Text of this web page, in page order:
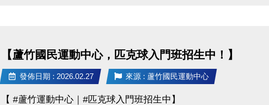
◆4/2-4/30（四）有氧班 $1,600
◆上課地點｜蘆竹運動中心
◆名額有限｜額滿為止
【蘆竹國民運動中心，匹克球入門班招生中！】
發佈日期 : 2026.02.27 來源 : 蘆竹國民運動中心
【 #蘆竹運動中心｜#匹克球入門班招生中】